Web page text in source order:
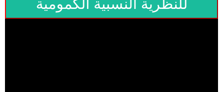
للنظرية النسبية الكمومية